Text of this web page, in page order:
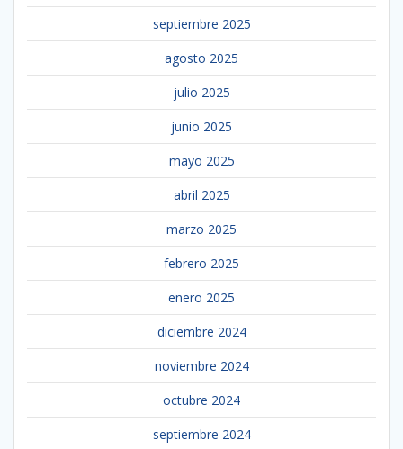
septiembre 2025
agosto 2025
julio 2025
junio 2025
mayo 2025
abril 2025
marzo 2025
febrero 2025
enero 2025
diciembre 2024
noviembre 2024
octubre 2024
septiembre 2024